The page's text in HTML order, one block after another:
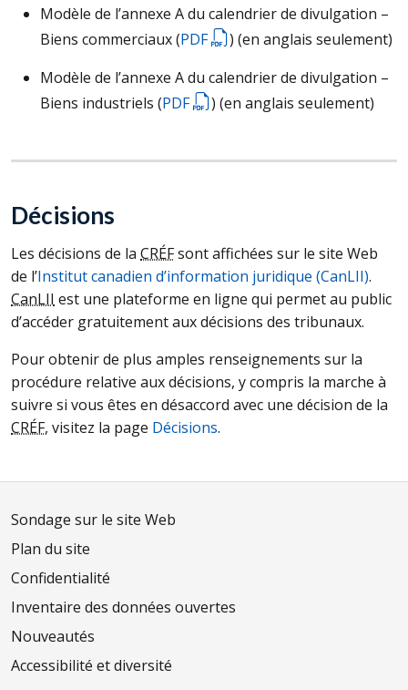
Modèle de l’annexe A du calendrier de divulgation –
Biens commerciaux (PDF
) (en anglais seulement)
Modèle de l’annexe A du calendrier de divulgation –
Biens industriels (PDF ) (en anglais seulement)
Décisions
Les décisions de la CRÉFsont affichées sur le site Web
de l’Institut canadien d’information juridique (CanLII).
CanLII est une plateforme en ligne qui permet au public
d’accéder gratuitement aux décisions des tribunaux.
Pour obtenir de plus amples renseignements sur la
procédure relative aux décisions, y compris la marche à
suivre si vous êtes en désaccord avec une décision de la
CRÉF, visitez la page Décisions.
Sondage sur le site Web
Plan du site
Confidentialité
Inventaire des données ouvertes
Nouveautés
Accessibilité et diversité